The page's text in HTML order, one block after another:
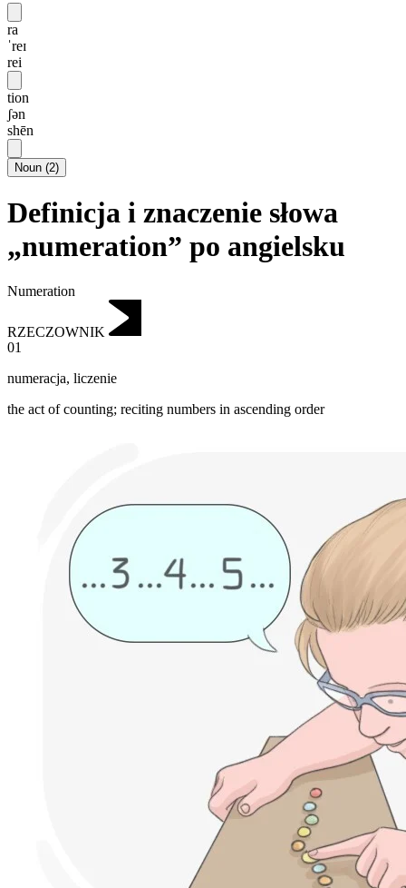
ra
ˈreɪ
rei
tion
ʃən
shēn
Noun (2)
Definicja i znaczenie słowa
„numeration” po angielsku
Numeration
RZECZOWNIK
01
numeracja, liczenie
the act of counting; reciting numbers in ascending order